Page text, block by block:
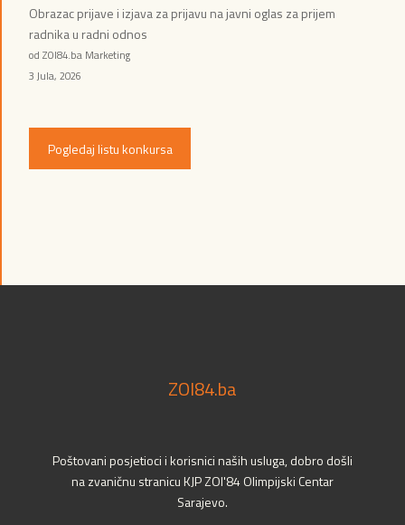
Obrazac prijave i izjava za prijavu na javni oglas za prijem
radnika u radni odnos
od ZOI84.ba Marketing
3 Jula, 2026
Pogledaj listu konkursa
ZOI84.ba
Poštovani posjetioci i korisnici naših usluga, dobro došli
na zvaničnu stranicu KJP ZOI'84 Olimpijski Centar
Sarajevo.